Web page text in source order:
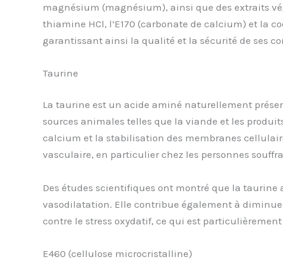
magnésium (magnésium), ainsi que des extraits
thiamine HCl, l’E170 (carbonate de calcium) et la
garantissant ainsi la qualité et la sécurité de ses
Taurine
La taurine est un acide aminé naturellement
sources animales telles que la viande et les
calcium et la stabilisation des membranes
vasculaire, en particulier chez les personnes
Des études scientifiques ont montré que la
vasodilatation. Elle contribue également à
contre le stress oxydatif, ce qui est
E460 (cellulose microcristalline)